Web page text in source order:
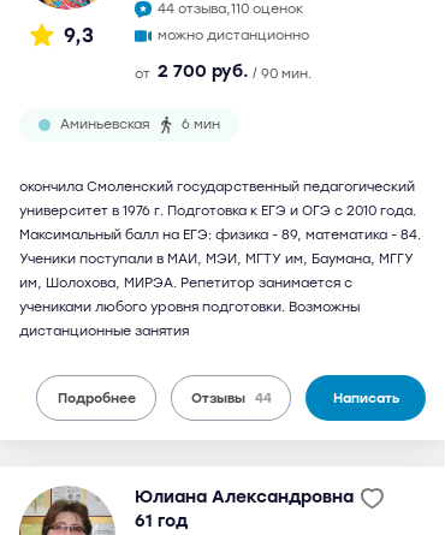
9,3
44 отзыва,110 оценок
можно дистанционно
от 2 700 руб. / 90 мин.
Аминьевская 6 мин
окончила Смоленский государственный педагогический
университет в 1976 г. Подготовка к ЕГЭ и ОГЭ с 2010 года.
Максимальный балл на ЕГЭ: физика - 89, математика - 84.
Ученики поступали в МАИ, МЭИ, МГТУ им, Баумана, МГГУ
им, Шолохова, МИРЭА. Репетитор занимается с
учениками любого уровня подготовки. Возможны
дистанционные занятия
Подробнее Отзывы 44 Написать
Юлиана Александровна
61 год